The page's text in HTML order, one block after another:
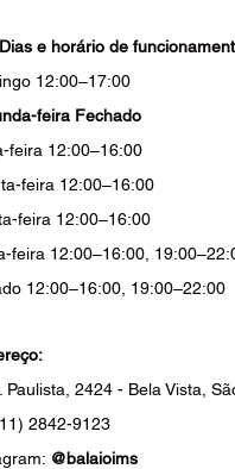
Dias e horário de
12:00–17:00
feira Fechado
feira 12:00–16:00
feira 12:00–16:00
feira 12:00–16:00
feira 12:00–16:00,
12:00–16:00, 19:00–22:00
Paulista, 2424 - Bela Vista,
2842-9123
@balaioims